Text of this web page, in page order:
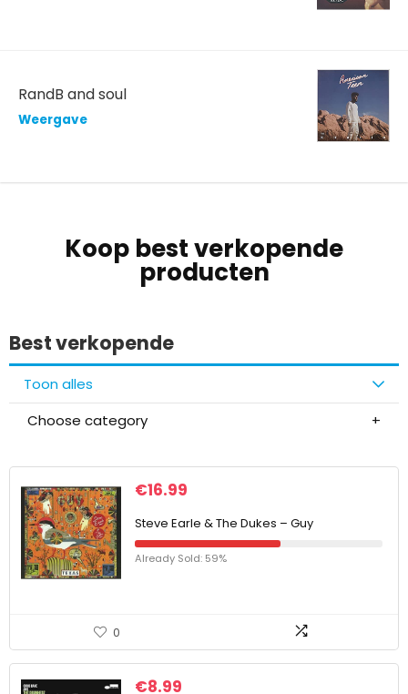
RandB and soul
Weergave
Koop best verkopende
producten
Best verkopende
Toon alles
Choose category
€16.99
Steve Earle & The Dukes – Guy
Already Sold: 59%
0
€8.99